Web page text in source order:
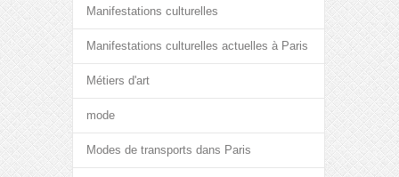
Manifestations culturelles
Manifestations culturelles actuelles à Paris
Métiers d'art
mode
Modes de transports dans Paris